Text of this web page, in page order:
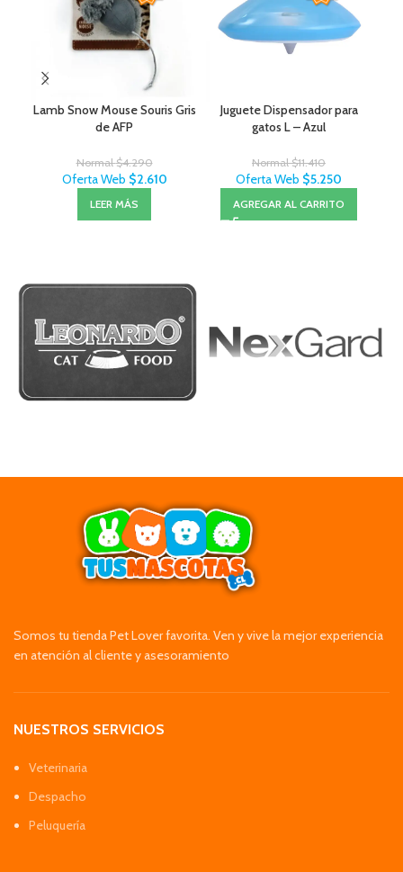
Lamb Snow Mouse Souris Gris
de AFP
Normal$4.290
Oferta Web $2.610
LEER MÁS
Juguete Dispensador para
gatos L – Azul
Normal$11.410
Oferta Web $5.250
AGREGAR AL CARRITO
Somos tu tienda Pet Lover favorita. Ven y vive la mejor experiencia
en atención al cliente y asesoramiento
NUESTROS SERVICIOS
Veterinaria
Despacho
Peluquería